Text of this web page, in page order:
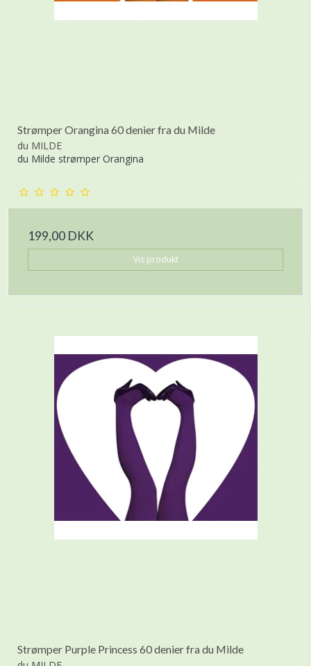
Strømper Orangina 60 denier fra du Milde
du MILDE
du Milde strømper Orangina
199,00 DKK
Vis produkt
Strømper Purple Princess 60 denier fra du Milde